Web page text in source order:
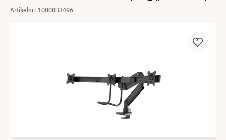
Artikelnr: 1000033496